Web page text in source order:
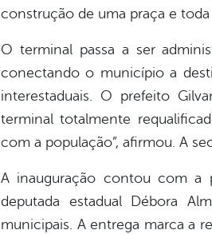
construção de uma praça e
O terminal passa a ser
conectando o município a
interestaduais. O prefeito
terminal totalmente
com a população”, afirmou. A
A inauguração contou com a
deputada estadual Débora
municipais. A entrega marca a